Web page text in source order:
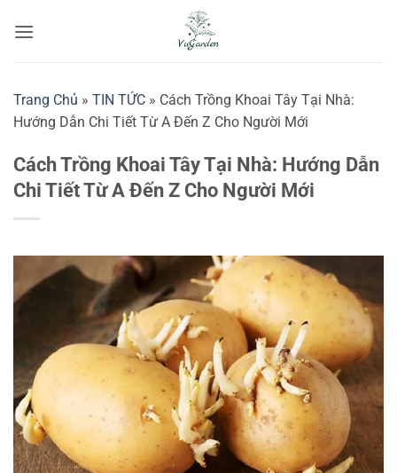
qua
Trang Chủ » TIN TỨC » Cách Trồng Khoai Tây Tại Nhà:
Hướng Dẫn Chi Tiết Từ A Đến Z Cho Người Mới
Cách Trồng Khoai Tây Tại Nhà: Hướng Dẫn
Chi Tiết Từ A Đến Z Cho Người Mới